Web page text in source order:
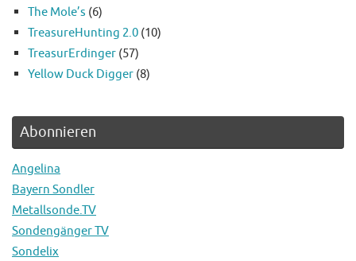
The Mole’s (6)
TreasureHunting 2.0 (10)
TreasurErdinger (57)
Yellow Duck Digger (8)
Abonnieren
Angelina
Bayern Sondler
Metallsonde.TV
Sondengänger TV
Sondelix